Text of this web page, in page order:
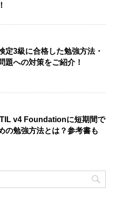
定3級に合格した勉強方法・
題への対策をご紹介！
v4 Foundationに短期間で
の勉強方法とは？参考書も